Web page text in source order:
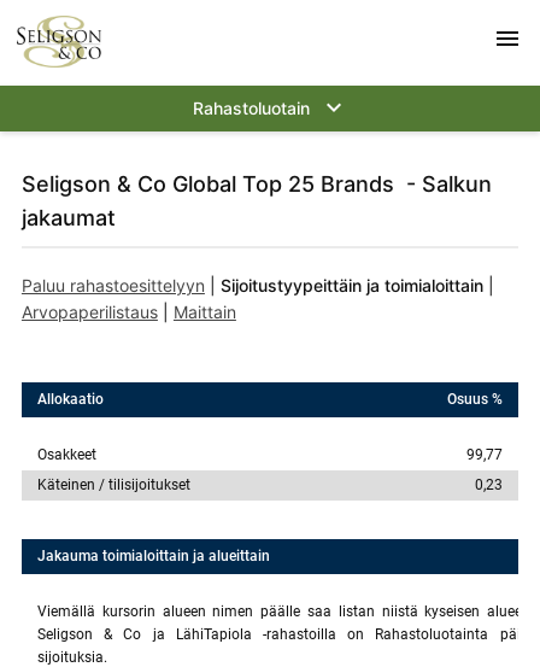
menu
Rahastoluotain keyboard_arrow_down
Seligson & Co Global Top 25 Brands - Salkun
jakaumat
Paluu rahastoesittelyyn Sijoitustyypeittäin ja toimialoittain|
Arvopaperilistaus| Maittain
Allokaatio Osuus %
Osakkeet
99,77
Käteinen / tilisijoitukset
0,23
Jakauma toimialoittain ja alueittain
Viemällä kursorin alueen nimen päälle saa listan niistä kyseisen alueen
Seligson & Co ja LähiTapiola -rahastoilla on Rahastoluotainta
sijoituksia.